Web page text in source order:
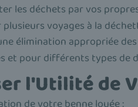
les déchets par vos
voyages à la
élimination appropriée
et pour différents types de
l'Utilité de